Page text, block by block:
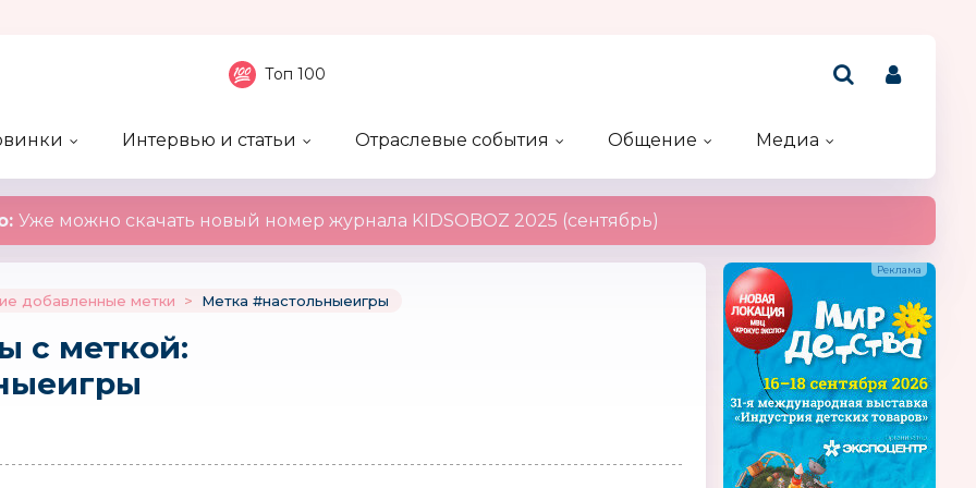
Топ 100
Интервью и статьи
Отраслевые события
Общение
Медиа
Уже можно скачать новый номер журнала KIDSOBOZ 2025 (сентябрь)
добавленные метки > Метка #настольныеигры
c меткой: